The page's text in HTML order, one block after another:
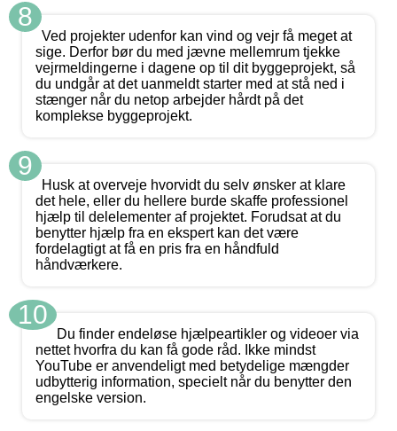
8
Ved projekter udenfor kan vind og vejr få meget at
sige. Derfor bør du med jævne mellemrum tjekke
vejrmeldingerne i dagene op til dit byggeprojekt, så
du undgår at det uanmeldt starter med at stå ned i
stænger når du netop arbejder hårdt på det
komplekse byggeprojekt.
9
Husk at overveje hvorvidt du selv ønsker at klare
det hele, eller du hellere burde skaffe professionel
hjælp til delelementer af projektet. Forudsat at du
benytter hjælp fra en ekspert kan det være
fordelagtigt at få en pris fra en håndfuld
håndværkere.
10
Du finder endeløse hjælpeartikler og videoer via
nettet hvorfra du kan få gode råd. Ikke mindst
YouTube er anvendeligt med betydelige mængder
udbytterig information, specielt når du benytter den
engelske version.